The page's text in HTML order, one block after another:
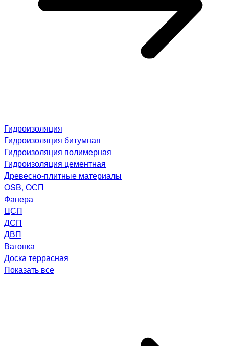
Гидроизоляция
Гидроизоляция битумная
Гидроизоляция полимерная
Гидроизоляция цементная
Древесно-плитные материалы
OSB, ОСП
Фанера
ЦСП
ДСП
ДВП
Вагонка
Доска террасная
Показать все